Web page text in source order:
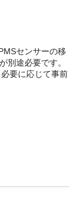
センサーの移
別途必要です。
要に応じて事前